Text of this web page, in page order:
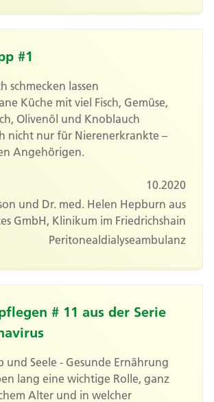
#1
schmecken lassen
Küche mit viel Fisch, Gemüse,
Olivenöl und Knoblauch
nicht nur für Nierenerkrankte –
Angehörigen.
10.2020
und Dr. med. Helen Hepburn aus
GmbH, Klinikum im Friedrichshain
Peritonealdialyseambulanz
# 11 aus der Serie
und Seele - Gesunde Ernährung
lang eine wichtige Rolle, ganz
Alter und in welcher